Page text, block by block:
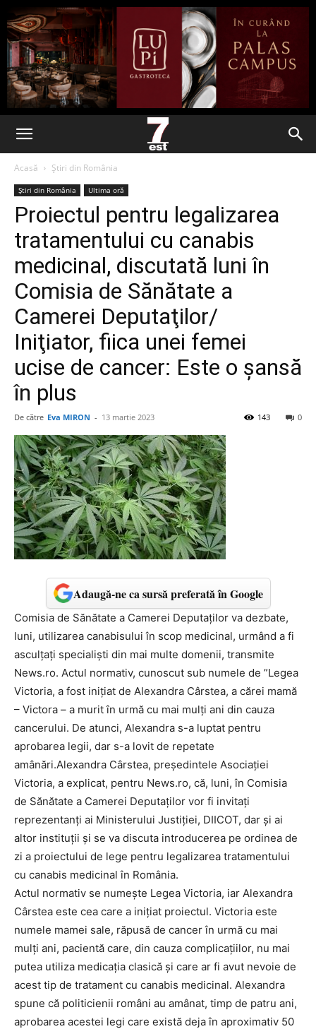
Acasă Știri din România
Știri din România Ultima oră
Proiectul pentru legalizarea
tratamentului cu canabis
medicinal, discutată luni în
Comisia de Sănătate a
Camerei Deputaţilor/
Iniţiator, fiica unei femei
ucise de cancer: Este o şansă
în plus
De către Eva MIRON - 13 martie 2023 0
143
Adaugă-ne ca sursă preferată în Google
Comisia de Sănătate a Camerei Deputaţilor va dezbate,
luni, utilizarea canabisului în scop medicinal, urmând a fi
asculţaţi specialişti din mai multe domenii, transmite
News.ro. Actul normativ, cunoscut sub numele de ”Legea
Victoria, a fost iniţiat de Alexandra Cârstea, a cărei mamă
– Victora – a murit în urmă cu mai mulţi ani din cauza
cancerului. De atunci, Alexandra s-a luptat pentru
aprobarea legii, dar s-a lovit de repetate
amânări.Alexandra Cârstea, preşedintele Asociaţiei
Victoria, a explicat, pentru News.ro, că, luni, în Comisia
de Sănătate a Camerei Deputaţilor vor fi invitaţi
reprezentanţi ai Ministerului Justiţiei, DIICOT, dar şi ai
altor instituţii şi se va discuta introducerea pe ordinea de
zi a proiectului de lege pentru legalizarea tratamentului
cu canabis medicinal în România.
Actul normativ se numeşte Legea Victoria, iar Alexandra
Cârstea este cea care a iniţiat proiectul. Victoria este
numele mamei sale, răpusă de cancer în urmă cu mai
mulţi ani, pacientă care, din cauza complicaţiilor, nu mai
putea utiliza medicaţia clasică şi care ar fi avut nevoie de
acest tip de tratament cu canabis medicinal. Alexandra
spune că politicienii români au amânat, timp de patru ani,
aprobarea acestei legi care există deja în aproximativ 50